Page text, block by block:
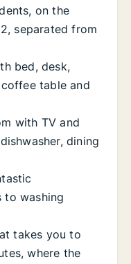
on the
separated from
bed, desk,
table and
with TV and
dining
to washing
takes you to
where the